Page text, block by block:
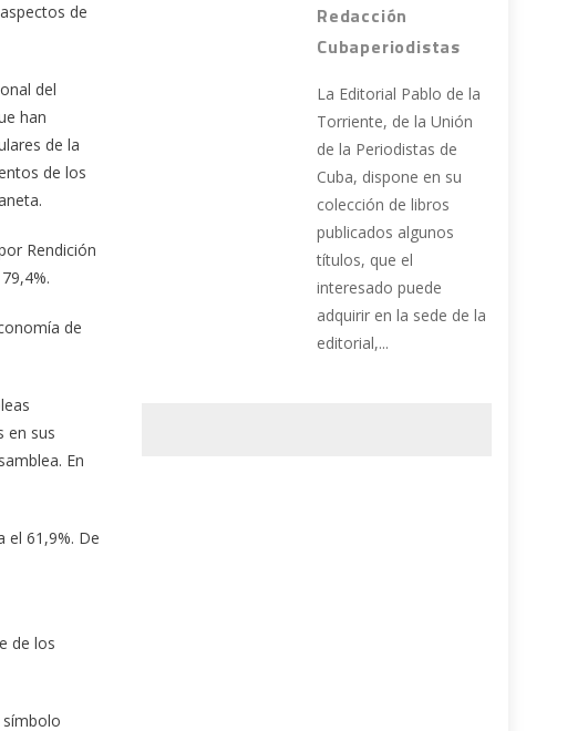
de
del
han
de la
de los
Rendición
de
en sus
En
el 61,9%. De
de los
símbolo
Redacción
Cubaperiodistas
La Editorial Pablo de la
Torriente, de la Unión
de la Periodistas de
Cuba, dispone en su
colección de libros
publicados algunos
títulos, que el
interesado puede
adquirir en la sede de la
editorial,...